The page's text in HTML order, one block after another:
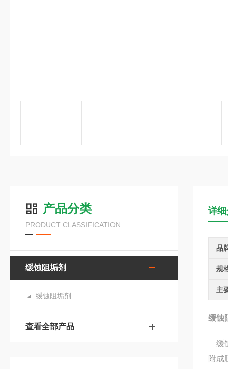
产品分类
PRODUCT CLASSIFICATION
缓蚀阻垢剂
缓蚀阻垢剂
查看全部产品
详
品
规
主
缓蚀
缓
附成